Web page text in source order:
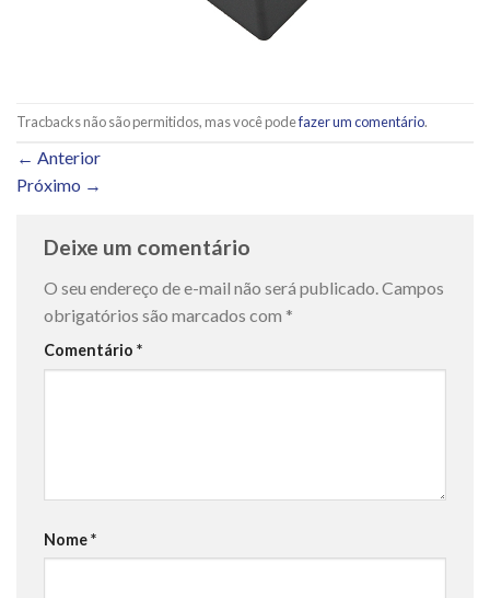
Tracbacks não são permitidos, mas você podefazer um comentário.
← Anterior
Próximo →
Deixe um comentário
O seu endereço de e-mail não será publicado.Campos
obrigatórios são marcados com *
Comentário *
Nome*